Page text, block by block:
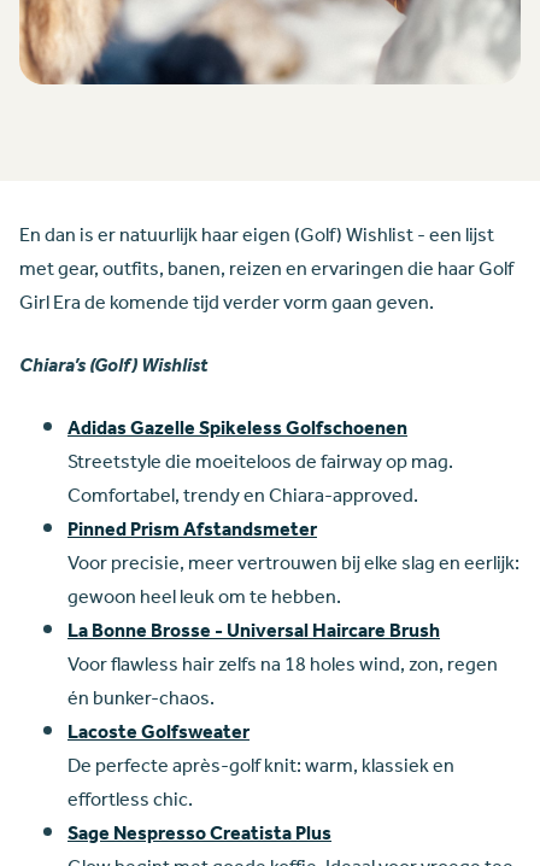
En dan is er natuurlijk haar eigen (Golf) Wishlist - een lijst
met gear, outfits, banen, reizen en ervaringen die haar Golf
Girl Era de komende tijd verder vorm gaan geven.
Chiara’s (Golf) Wishlist
Adidas Gazelle Spikeless Golfschoenen
Streetstyle die moeiteloos de fairway op mag.
Comfortabel, trendy en Chiara-approved.
Pinned Prism Afstandsmeter
Voor precisie, meer vertrouwen bij elke slag en eerlijk:
gewoon heel leuk om te hebben.
La Bonne Brosse - Universal Haircare Brush
Voor flawless hair zelfs na 18 holes wind, zon, regen
én bunker-chaos.
Lacoste Golfsweater
De perfecte après-golf knit: warm, klassiek en
effortless chic.
Sage Nespresso Creatista Plus